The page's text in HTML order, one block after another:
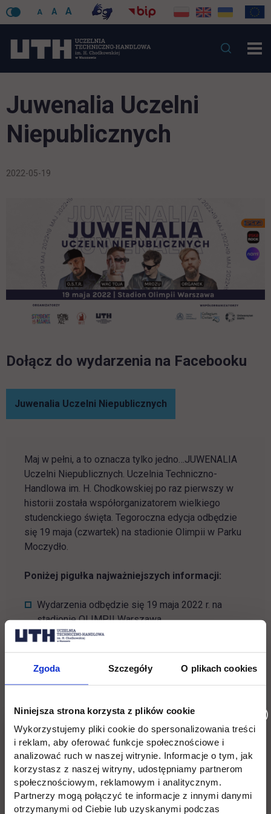
Zgoda Szczegóły O plikach cookies
Niniejsza strona korzysta z plików cookie
Wykorzystujemy pliki cookie do spersonalizowania treści
i reklam, aby oferować funkcje społecznościowe i
analizować ruch w naszej witrynie. Informacje o tym, jak
korzystasz z naszej witryny, udostępniamy partnerom
społecznościowym, reklamowym i analitycznym.
Partnerzy mogą połączyć te informacje z innymi danymi
otrzymanymi od Ciebie lub uzyskanymi podczas
A A A
Juwenalia Uczelni
Niepublicznych
2022-05-19
Dołącz do wydarzenia na Facebooku
Juwenalia Uczelni Niepublicznych
Maj w pełni, a to oznacza tylko jedno…JUWENALIA
Uczelni Niepublicznych. Uczelnia Techniczno-
Handlowa im. H. Chodkowskiej po raz pierwszy w
historii została współorganizatorem wielkiego
studenckiego święta. Tegoroczna edycja odbędzie
się 19 maja (czwartek) na stadionie Olimpii w Parku
Moczydło.
Poniżej pigułka najważniejszych informacji:
Wydarzenia odbędzie się 19 maja 2022 r. na
stadionie OLIMPII Warszawa
Otwarcie bramek godz. 15:00
Line-up: O.S.T.R., Ørganek, Wac Toja, Mrozu
okazać ważną legitymację studencką,
Do zobaczenia!